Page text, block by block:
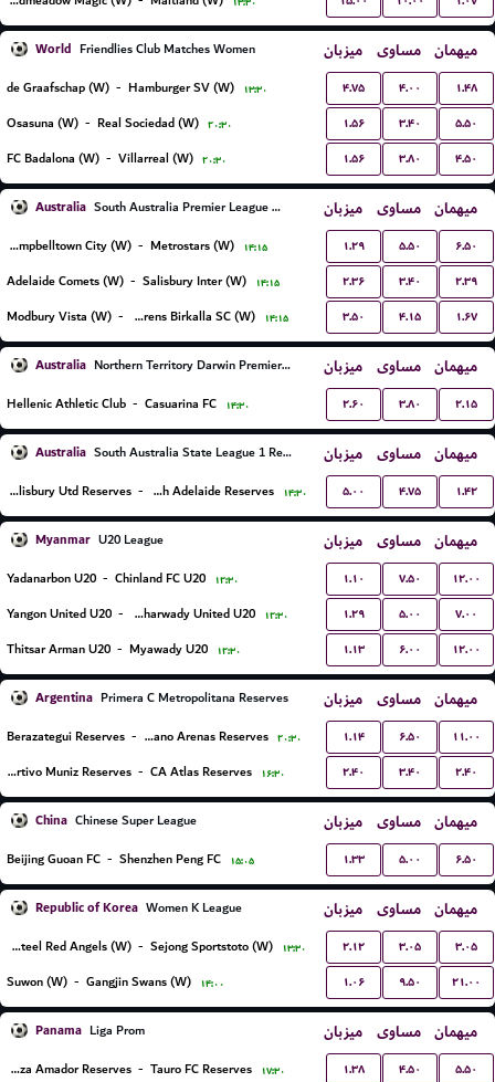
World Friendlies Club Matches Women میزبان مساوی میهمان
de Graafschap (W) - Hamburger SV (W) ۱۳:۳۰ ۴.۷۵ ۴.۰۰ ۱.۴۸
Osasuna (W) - Real Sociedad (W) ۲۰:۳۰ ۱.۵۶ ۳.۴۰ ۵.۵۰
FC Badalona (W) - Villarreal (W) ۲۰:۳۰ ۱.۵۶ ۳.۸۰ ۴.۵۰
Australia South Australia Premier League Women میزبان مساوی میهمان
Campbelltown City (W) - Metrostars (W) ۱۴:۱۵ ۱.۲۹ ۵.۵۰ ۶.۵۰
Adelaide Comets (W) - Salisbury Inter (W) ۱۴:۱۵ ۲.۳۶ ۳.۴۰ ۲.۳۹
Modbury Vista (W) - West Torrens Birkalla SC (W) ۱۴:۱۵ ۳.۵۰ ۴.۱۵ ۱.۶۷
Australia Northern Territory Darwin Premier League میزبان مساوی میهمان
Hellenic Athletic Club - Casuarina FC ۱۴:۳۰ ۲.۶۰ ۳.۸۰ ۲.۱۵
Australia South Australia State League 1 Reserves میزبان مساوی میهمان
Salisbury Utd Reserves - South Adelaide Reserves ۱۴:۳۰ ۵.۰۰ ۴.۷۵ ۱.۴۲
Myanmar U20 League میزبان مساوی میهمان
Yadanarbon U20 - Chinland FC U20 ۱۲:۳۰ ۱.۱۰ ۷.۵۰ ۱۲.۰۰
Yangon United U20 - Hantharwady United U20 ۱۲:۳۰ ۱.۲۹ ۵.۰۰ ۷.۰۰
Thitsar Arman U20 - Myawady U20 ۱۲:۳۰ ۱.۱۳ ۶.۰۰ ۱۲.۰۰
Argentina Primera C Metropolitana Reserves میزبان مساوی میهمان
Berazategui Reserves - Victoriano Arenas Reserves ۲۰:۳۰ ۱.۱۴ ۶.۵۰ ۱۱.۰۰
Deportivo Muniz Reserves - CA Atlas Reserves ۱۶:۳۰ ۲.۴۰ ۳.۴۰ ۲.۴۰
China Chinese Super League میزبان مساوی میهمان
Beijing Guoan FC - Shenzhen Peng FC ۱۵:۰۵ ۱.۳۳ ۵.۰۰ ۶.۵۰
Republic of Korea Women K League میزبان مساوی میهمان
Incheon Hyundai Steel Red Angels (W) - Sejong Sportstoto (W) ۱۳:۳۰ ۲.۱۲ ۳.۰۵ ۳.۰۵
Suwon (W) - Gangjin Swans (W) ۱۴:۰۰ ۱.۰۶ ۹.۵۰ ۲۱.۰۰
Panama Liga Prom میزبان مساوی میهمان
Plaza Amador Reserves - Tauro FC Reserves ۱۷:۳۰ ۱.۳۸ ۴.۵۰ ۵.۵۰